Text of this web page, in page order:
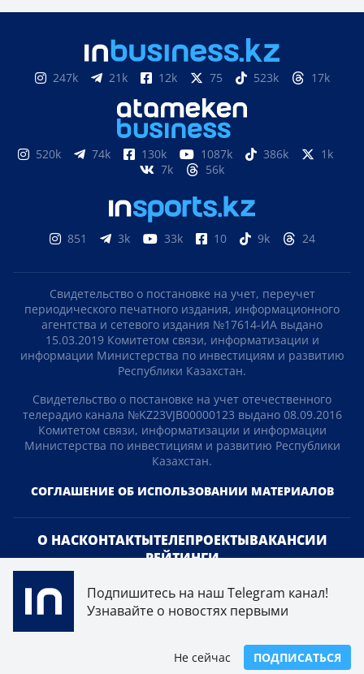
247k 21k 12k 75 523k 17k
520k 74k 130k 1087k 386k
1k
7k
56k
851 3k 33k 10 9k 24
Свидетельство о постановке на учет, переучет
периодического печатного издания, информационного
агентства и сетевого издания №17614-ИА выдано
15.03.2019 Комитетом связи, информатизации и
информации Министерства по инвестициям и развитию
Республики Казахстан.
Свидетельство о постановке на учет отечественного
телерадио канала №KZ23VJB00000123 выдано 08.09.2016
Комитетом связи, информатизации и информации
Министерства по инвестициям и развитию Республики
Казахстан.
СОГЛАШЕНИЕ ОБ ИСПОЛЬЗОВАНИИ МАТЕРИАЛОВ
О НАСКОНТАКТЫТЕЛЕПРОЕКТЫВАКАНСИИ
РЕЙТИНГИ
Медиахолдинг «Atameken Business»
ПОЛИТИКА КОНФИДЕНЦИАЛЬНОСТИ
Подпишитесь на наш Telegram канал!
Узнавайте о новостях первыми
ПОДПИСАТЬСЯ
Не сейчас